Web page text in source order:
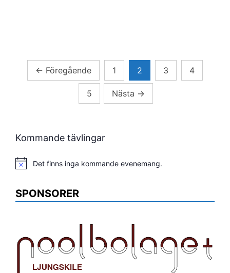
Sidnumrering
← Föregående 1 2 3 4
5 Nästa →
Kommande tävlingar
Notis Det finns inga kommande evenemang.
SPONSORER